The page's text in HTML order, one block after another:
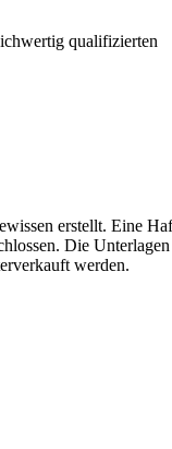
qualifizierten
erstellt. Eine
Die
werden.